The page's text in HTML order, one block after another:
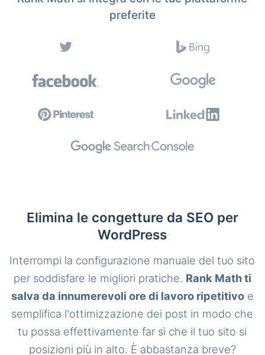
preferite
Elimina le congetture da SEO per
WordPress
Interrompi la configurazione manuale del tuo sito
per soddisfare le migliori pratiche. Rank Math ti
salva da innumerevoli ore di lavoro ripetitivoe
semplifica l'ottimizzazione dei post in modo che
tu possa effettivamente far sì che il tuo sito si
posizioni più in alto. È abbastanza breve?